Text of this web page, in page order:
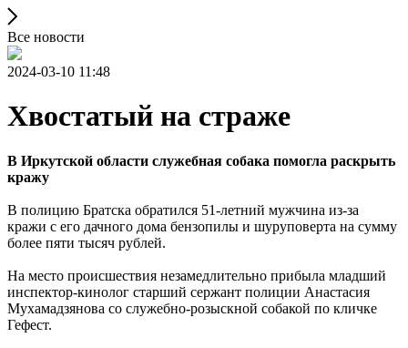
Все новости
2024-03-10 11:48
Хвостатый на страже
В Иркутской области служебная собака помогла раскрыть
кражу
В полицию Братска обратился 51-летний мужчина из-за
кражи с его дачного дома бензопилы и шуруповерта на сумму
более пяти тысяч рублей.
На место происшествия незамедлительно прибыла младший
инспектор-кинолог старший сержант полиции Анастасия
Мухамадзянова со служебно-розыскной собакой по кличке
Гефест.